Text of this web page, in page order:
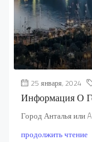
25 января, 2024
Информация О
Город Анталья или
продолжить чтение